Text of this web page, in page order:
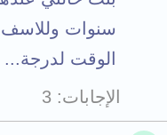
سنوات وللاسف
الوقت لدرجة...
الإجابات
3